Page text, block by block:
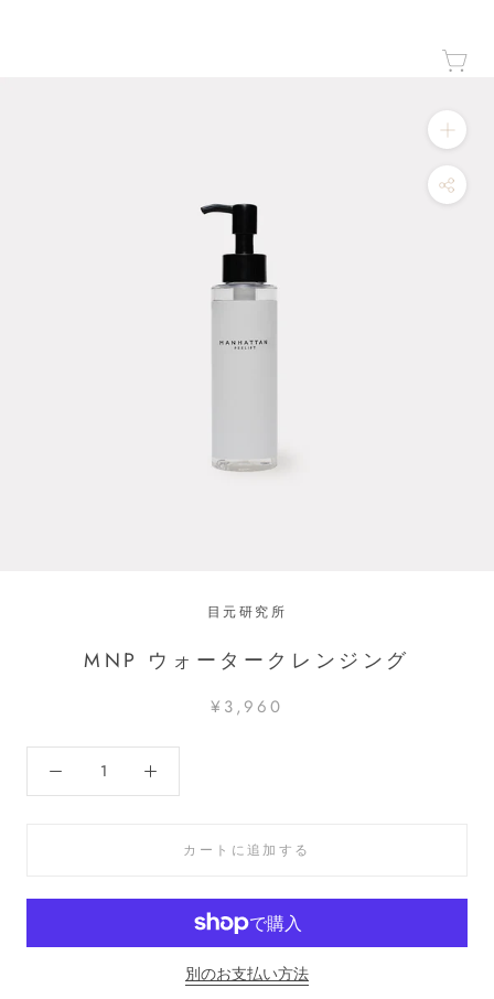
目元研究所
MNP ウォータークレンジング
¥3,960
カートに追加する
別のお支払い方法